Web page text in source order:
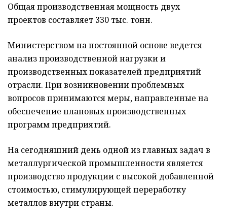
Общая производственная мощность двух
проектов составляет 330 тыс. тонн.
Министерством на постоянной основе ведется
анализ производственной нагрузки и
производственных показателей предприятий
отрасли. При возникновении проблемных
вопросов принимаются меры, направленные на
обеспечение плановых производственных
программ предприятий.
На сегодняшний день одной из главных задач в
металлургической промышленности является
производство продукции с высокой добавленной
стоимостью, стимулирующей переработку
металлов внутри страны.